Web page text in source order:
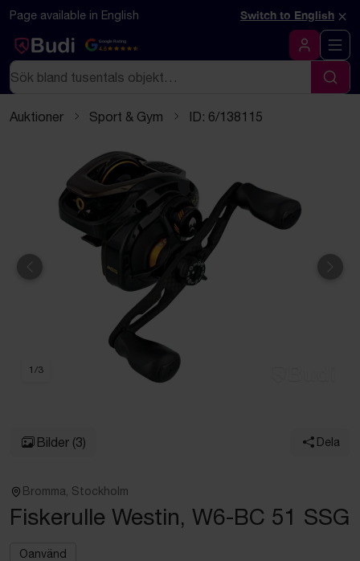
Hoppa till innehåll
Textbaserad (markdown) version av denna sida
Page available in English Switch to English ×
Google Rating
4.5
Logga in
Sök
Sök
Auktioner Sport & Gym ID: 6/138115
Föregående
1 /3
Bilder (3) Dela
Bromma, Stockholm
Fiskerulle Westin, W6-BC 51 SSG
Oanvänd